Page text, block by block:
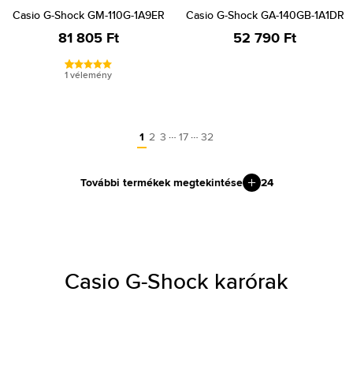
Casio G-Shock GM-110G-1A9ER
81 805 Ft
1 vélemény
Casio G-Shock GA-140GB-1A1DR
52 790 Ft
1 2 3 … 17 … 32
További termékek megtekintése 24
Casio G-Shock karórak